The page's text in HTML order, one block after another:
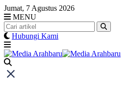
Skip
to
content
Jumat, 7 Agustus 2026
MENU
Hubungi Kami